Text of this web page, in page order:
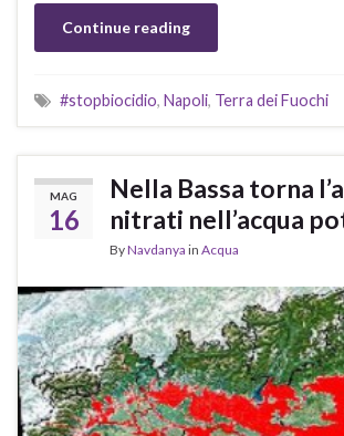
Continue reading
#stopbiocidio, Napoli, Terra dei Fuochi
MAG
16
Nella Bassa torna
nitrati nell’acqua
ByNavdanya in Acqua